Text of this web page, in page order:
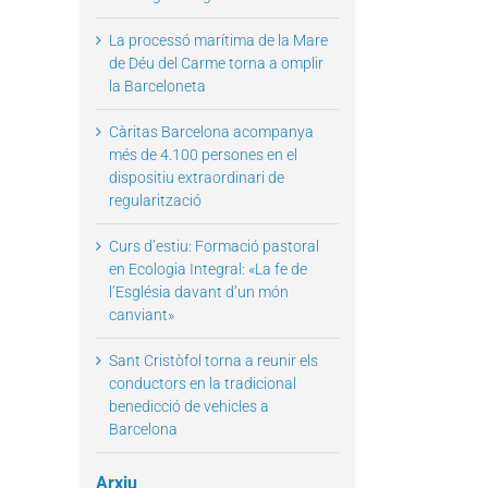
La processó marítima de la Mare
de Déu del Carme torna a omplir
la Barceloneta
Càritas Barcelona acompanya
més de 4.100 persones en el
dispositiu extraordinari de
regularització
Curs d’estiu: Formació pastoral
en Ecologia Integral: «La fe de
l’Església davant d’un món
canviant»
Sant Cristòfol torna a reunir els
conductors en la tradicional
benedicció de vehicles a
Barcelona
Arxiu